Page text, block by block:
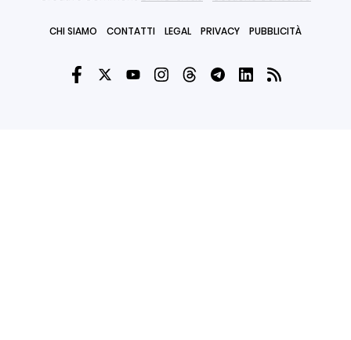
CHI SIAMO CONTATTI LEGAL PRIVACY PUBBLICITÀ